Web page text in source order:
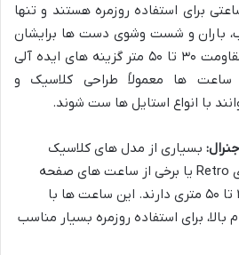
برای استفاده روزمره هستند و تنها
باران و شست وشوی دست ها برایشان
کافی است، مدل هایی با مقاومت ۳۰ تا ۵۰ متر گزینه های ایده آلی
ها معمولاً طراحی کلاسیک و
با انواع استایل ها ست شوند.
بسیاری از مدل های کلاسیک
کاسیو مانند مدل های Retro یا برخی از ساعت های صفحه
دیجیتال، مقاومت ۳۰ تا ۵۰ متری دارند. این ساعت ها با
برای استفاده روزمره بسیار مناسب